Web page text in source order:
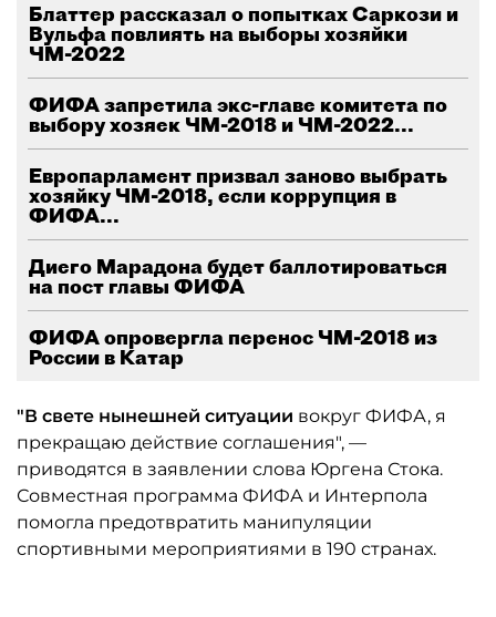
Блаттер рассказал о попытках Саркози и
Вульфа повлиять на выборы хозяйки
ЧМ-2022
ФИФА запретила экс-главе комитета по
выбору хозяек ЧМ-2018 и ЧМ-2022...
Европарламент призвал заново выбрать
хозяйку ЧМ-2018, если коррупция в
ФИФА...
Диего Марадона будет баллотироваться
на пост главы ФИФА
ФИФА опровергла перенос ЧМ-2018 из
России в Катар
"В свете нынешней ситуации вокруг ФИФА, я
прекращаю действие соглашения", —
приводятся в заявлении слова Юргена Стока.
Совместная программа ФИФА и Интерпола
помогла предотвратить манипуляции
спортивными мероприятиями в 190 странах.